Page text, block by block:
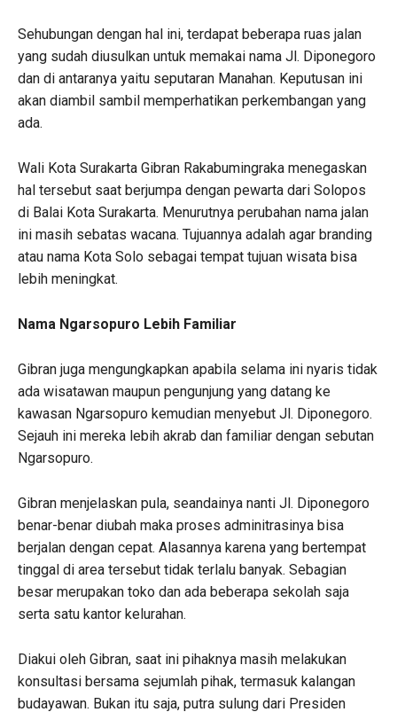
Sehubungan dengan hal ini, terdapat beberapa ruas jalan
yang sudah diusulkan untuk memakai nama Jl. Diponegoro
dan di antaranya yaitu seputaran Manahan. Keputusan ini
akan diambil sambil memperhatikan perkembangan yang
ada.
Wali Kota Surakarta Gibran Rakabumingraka menegaskan
hal tersebut saat berjumpa dengan pewarta dari Solopos
di Balai Kota Surakarta. Menurutnya perubahan nama jalan
ini masih sebatas wacana. Tujuannya adalah agar branding
atau nama Kota Solo sebagai tempat tujuan wisata bisa
lebih meningkat.
Nama Ngarsopuro Lebih Familiar
Gibran juga mengungkapkan apabila selama ini nyaris tidak
ada wisatawan maupun pengunjung yang datang ke
kawasan Ngarsopuro kemudian menyebut Jl. Diponegoro.
Sejauh ini mereka lebih akrab dan familiar dengan sebutan
Ngarsopuro.
Gibran menjelaskan pula, seandainya nanti Jl. Diponegoro
benar-benar diubah maka proses adminitrasinya bisa
berjalan dengan cepat. Alasannya karena yang bertempat
tinggal di area tersebut tidak terlalu banyak. Sebagian
besar merupakan toko dan ada beberapa sekolah saja
serta satu kantor kelurahan.
Diakui oleh Gibran, saat ini pihaknya masih melakukan
konsultasi bersama sejumlah pihak, termasuk kalangan
budayawan. Bukan itu saja, putra sulung dari Presiden